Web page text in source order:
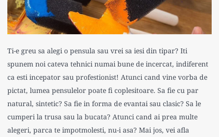
Ti-e greu sa alegi o pensula sau vrei sa iesi din tipar? Iti
spunem noi cateva tehnici numai bune de incercat, indiferent
ca esti incepator sau profestionist! Atunci cand vine vorba de
pictat, lumea pensulelor poate fi coplesitoare. Sa fie cu par
natural, sintetic? Sa fie in forma de evantai sau clasic? Sa le
cumperi la trusa sau la bucata? Atunci cand ai prea multe
alegeri, parca te impotmolesti, nu-i asa? Mai jos, vei afla